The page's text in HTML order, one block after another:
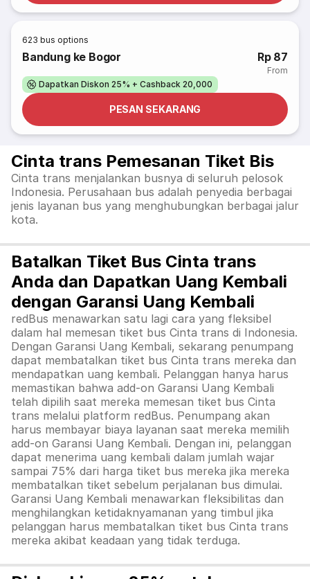
623 bus options
Bandung ke Bogor Rp 87
From
Dapatkan Diskon 25% + Cashback 20,000
PESAN SEKARANG
Cinta trans Pemesanan Tiket Bis
Cinta trans menjalankan busnya di seluruh pelosok
Indonesia. Perusahaan bus adalah penyedia berbagai
jenis layanan bus yang menghubungkan berbagai jalur
kota.
Batalkan Tiket Bus Cinta trans
Anda dan Dapatkan Uang Kembali
dengan Garansi Uang Kembali
redBus menawarkan satu lagi cara yang fleksibel
dalam hal memesan tiket bus Cinta trans di Indonesia.
Dengan Garansi Uang Kembali, sekarang penumpang
dapat membatalkan tiket bus Cinta trans mereka dan
mendapatkan uang kembali. Pelanggan hanya harus
memastikan bahwa add-on Garansi Uang Kembali
telah dipilih saat mereka memesan tiket bus Cinta
trans melalui platform redBus. Penumpang akan
harus membayar biaya layanan saat mereka memilih
add-on Garansi Uang Kembali. Dengan ini, pelanggan
dapat menerima uang kembali dalam jumlah wajar
sampai 75% dari harga tiket bus mereka jika mereka
membatalkan tiket sebelum perjalanan bus dimulai.
Garansi Uang Kembali menawarkan fleksibilitas dan
menghilangkan ketidaknyamanan yang timbul jika
pelanggan harus membatalkan tiket bus Cinta trans
mereka akibat keadaan yang tidak terduga.